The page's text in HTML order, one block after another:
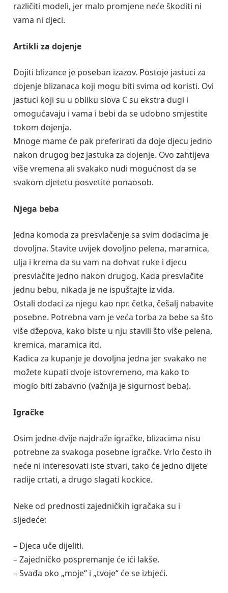
različiti modeli, jer malo promjene neće škoditi ni
vama ni djeci.
Artikli za dojenje
Dojiti blizance je poseban izazov. Postoje jastuci za
dojenje blizanaca koji mogu biti svima od koristi. Ovi
jastuci koji su u obliku slova C su ekstra dugi i
omogućavaju i vama i bebi da se udobno smjestite
tokom dojenja.
Mnoge mame će pak preferirati da doje djecu jedno
nakon drugog bez jastuka za dojenje. Ovo zahtijeva
više vremena ali svakako nudi mogućnost da se
svakom djetetu posvetite ponaosob.
Njega beba
Jedna komoda za presvlačenje sa svim dodacima je
dovoljna. Stavite uvijek dovoljno pelena, maramica,
ulja i krema da su vam na dohvat ruke i djecu
presvlačite jedno nakon drugog. Kada presvlačite
jednu bebu, nikada je ne ispuštajte iz vida.
Ostali dodaci za njegu kao npr. četka, češalj nabavite
posebne. Potrebna vam je veća torba za bebe sa što
više džepova, kako biste u nju stavili što više pelena,
kremica, maramica itd.
Kadica za kupanje je dovoljna jedna jer svakako ne
možete kupati dvoje istovremeno, ma kako to
moglo biti zabavno (važnija je sigurnost beba).
Igračke
Osim jedne-dvije najdraže igračke, blizacima nisu
potrebne za svakoga posebne igračke. Vrlo često ih
neće ni interesovati iste stvari, tako će jedno dijete
radije crtati, a drugo slagati kockice.
Neke od prednosti zajedničkih igračaka su i
sljedeće:
– Djeca uče dijeliti.
– Zajedničko pospremanje će ići lakše.
– Svađa oko „moje“ i „tvoje“ će se izbjeći.